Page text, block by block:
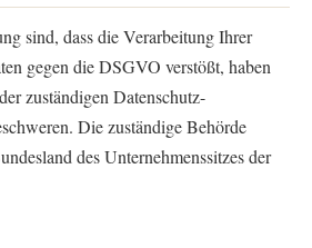
sind, dass die Verarbeitung Ihrer
gegen die DSGVO verstößt, haben
zuständigen Datenschutz-
Die zuständige Behörde
des Unternehmenssitzes der